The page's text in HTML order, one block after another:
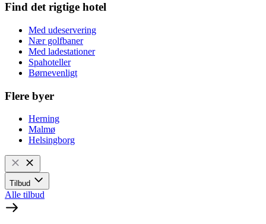
Find det rigtige hotel
Med udeservering
Nær golfbaner
Med ladestationer
Spahoteller
Børnevenligt
Flere byer
Herning
Malmø
Helsingborg
Tilbud
Alle tilbud